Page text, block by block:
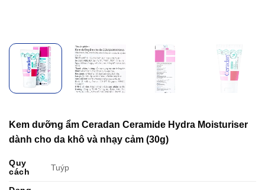
Kem dưỡng ẩm Ceradan Ceramide Hydra Moisturiser
dành cho da khô và nhạy cảm (30g)
Quy
cách
Tuýp